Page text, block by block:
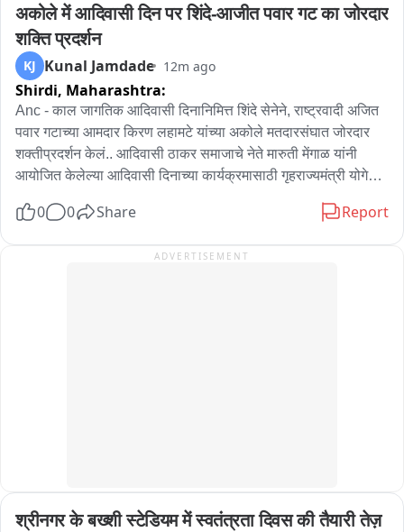
अकोले में आदिवासी दिन पर शिंदे-आजीत पवार गट का जोरदार
शक्ति प्रदर्शन
KJ Kunal Jamdade 12m ago
Shirdi, Maharashtra:
Anc - काल जागतिक आदिवासी दिनानिमित्त शिंदे सेनेने, राष्ट्रवादी अजित
पवार गटाच्या आमदार किरण लहामटे यांच्या अकोले मतदारसंघात जोरदार
शक्तीप्रदर्शन केलं.. आदिवासी ठाकर समाजाचे नेते मारुती मेंगाळ यांनी
आयोजित केलेल्या आदिवासी दिनाच्या कार्यक्रमासाठी गृहराज्यमंत्री योगेश
लावली.. यावेळी अकोले शहरातून काढण्यात आलेल्या भव्य रॅलीत हजारो
निवडणुकांमध्ये अकोले तालुक्यात, शिंदेंची शिवसेना आणि राष्ट्रवादी अजित
0 0 Share Report
ADVERTISEMENT
श्रीनगर के बख्शी स्टेडियम में स्वतंत्रता दिवस की तैयारी तेज़